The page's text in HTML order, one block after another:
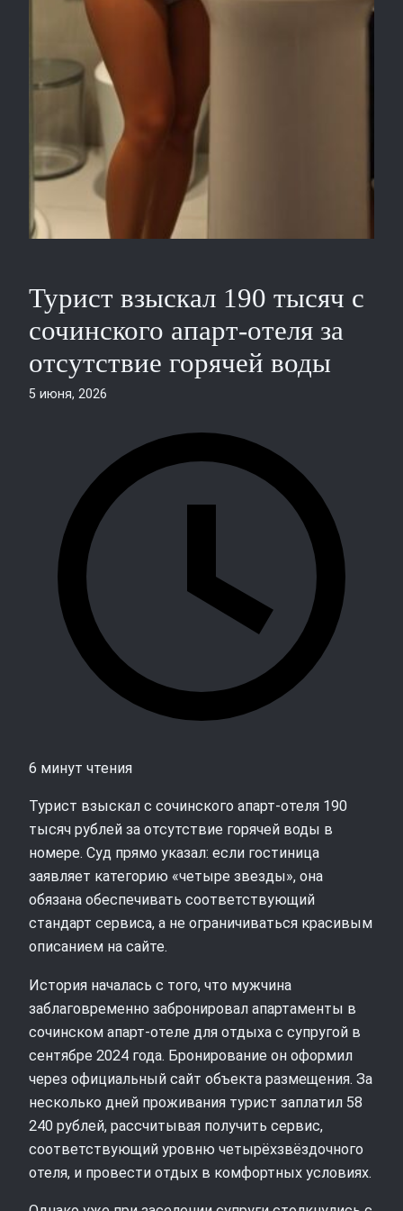
Турист взыскал 190 тысяч с
сочинского апарт‑отеля за
отсутствие горячей воды
5 июня, 2026
6 минут чтения
Турист взыскал с сочинского апарт‑отеля 190
тысяч рублей за отсутствие горячей воды в
номере. Суд прямо указал: если гостиница
заявляет категорию «четыре звезды», она
обязана обеспечивать соответствующий
стандарт сервиса, а не ограничиваться красивым
описанием на сайте.
История началась с того, что мужчина
заблаговременно забронировал апартаменты в
сочинском апарт‑отеле для отдыха с супругой в
сентябре 2024 года. Бронирование он оформил
через официальный сайт объекта размещения. За
несколько дней проживания турист заплатил 58
240 рублей, рассчитывая получить сервис,
соответствующий уровню четырёхзвёздочного
отеля, и провести отдых в комфортных условиях.